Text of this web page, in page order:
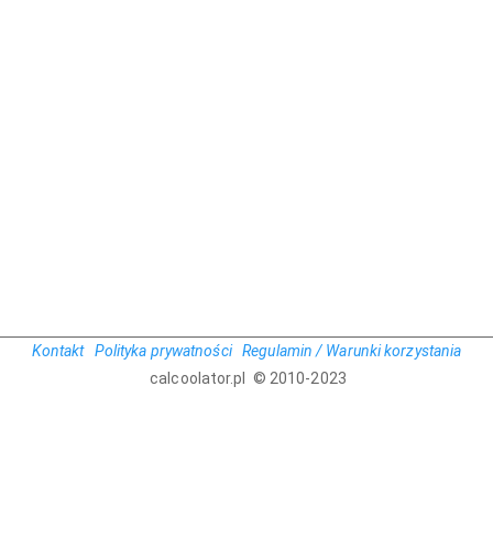
Kontakt Polityka prywatności Regulamin / Warunki korzystania
calcoolator.pl © 2010-2023